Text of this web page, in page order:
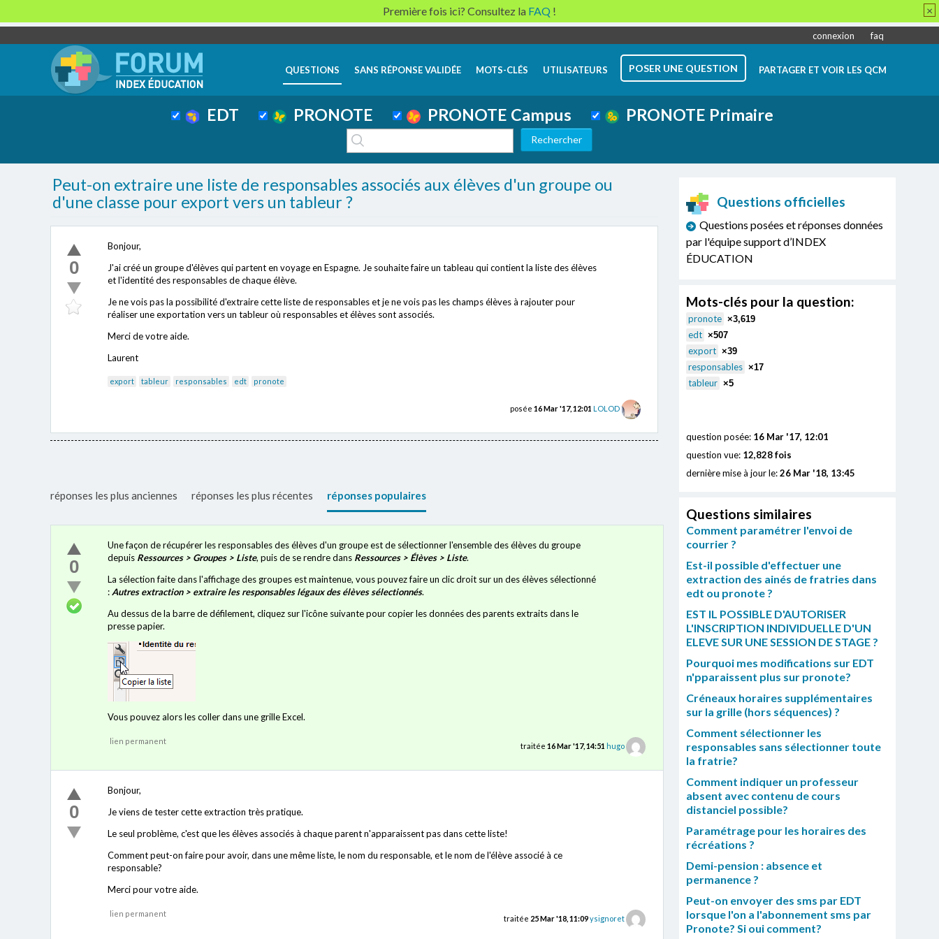
connexion faq
QUESTIONS SANS RÉPONSE VALIDÉE MOTS-CLÉS UTILISATEURS POSER UNE QUESTION PARTAGER ET VOIR LES QCM
EDT PRONOTE PRONOTE Campus PRONOTE Primaire
Peut-on extraire une liste de responsables associés aux élèves d'un groupe ou
d'une classe pour export vers un tableur ?
0
Bonjour,
J'ai créé un groupe d'élèves qui partent en voyage en Espagne. Je souhaite faire un tableau qui contient la liste des élèves
et l'identité des responsables de chaque élève.
Je ne vois pas la possibilité d'extraire cette liste de responsables et je ne vois pas les champs élèves à rajouter pour
réaliser une exportation vers un tableur où responsables et élèves sont associés.
Merci de votre aide.
Laurent
export tableur responsables edt pronote
posée 16 Mar '17, 12:01 LOLOD
réponses les plus anciennes réponses les plus récentes réponses populaires
0
Une façon de récupérer les responsables des élèves d'un groupe est de sélectionner l'ensemble des élèves du groupe
depuis Ressources > Groupes > Liste, puis de se rendre dans Ressources > Élèves > Liste.
La sélection faite dans l'affichage des groupes est maintenue, vous pouvez faire un clic droit sur un des élèves sélectionné
: Autres extraction > extraire les responsables légaux des élèves sélectionnés.
Au dessus de la barre de défilement, cliquez sur l'icône suivante pour copier les données des parents extraits dans le
presse papier.
Vous pouvez alors les coller dans une grille Excel.
lien permanent
traitée 16 Mar '17, 14:51 hugo
0
Bonjour,
Je viens de tester cette extraction très pratique.
Le seul problème, c'est que les élèves associés à chaque parent n'apparaissent pas dans cette liste!
Comment peut-on faire pour avoir, dans une même liste, le nom du responsable, et le nom de l'élève associé à ce
responsable?
Merci pour votre aide.
lien permanent
traitée 25 Mar '18, 11:09ysignoret
Questions officielles
Questions posées et réponses données
par l'équipe support d’INDEX
ÉDUCATION
Mots-clés pour la question:
pronote ×3,619
edt ×507
export ×39
responsables ×17
tableur ×5
question posée: 16 Mar '17, 12:01
question vue: 12,828 fois
dernière mise à jour le:26 Mar '18, 13:45
Questions similaires
Comment paramétrer l'envoi de
courrier ?
Est-il possible d'effectuer une
extraction des ainés de fratries dans
edt ou pronote ?
EST IL POSSIBLE D'AUTORISER
L'INSCRIPTION INDIVIDUELLE D'UN
ELEVE SUR UNE SESSION DE STAGE ?
Pourquoi mes modifications sur EDT
n'pparaissent plus sur pronote?
Créneaux horaires supplémentaires
sur la grille (hors séquences) ?
Comment sélectionner les
responsables sans sélectionner toute
la fratrie?
Comment indiquer un professeur
absent avec contenu de cours
distanciel possible?
Paramétrage pour les horaires des
récréations ?
Demi-pension : absence et
permanence ?
Peut-on envoyer des sms par EDT
lorsque l'on a l'abonnement sms par
Pronote? Si oui comment?
Première fois ici? Consultez la FAQ ! ×